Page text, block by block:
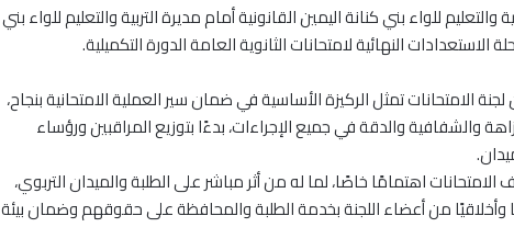
للواء بني كنانة اليمين القانونية أمام مديرة التربية والتعليم للواء بني
النهائية لامتحانات الثانوية العامة الدورة التكميلية.
الامتحانات تمثل الركيزة الأساسية في ضمان سير العملية الامتحانية بنجاح،
والشفافية والدقة في جميع الإجراءات، بدءًا بتوزيع المراقبين ورؤساء
اهتمامًا خاصًا، لما له من أثر مباشر على الطلبة والميدان التربوي،
من أعضاء اللجنة بخدمة الطلبة والمحافظة على حقوقهم وضمان بيئة